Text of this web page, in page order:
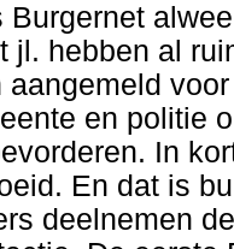
jl. hebben al
en politie
In
En dat is
deelnemen